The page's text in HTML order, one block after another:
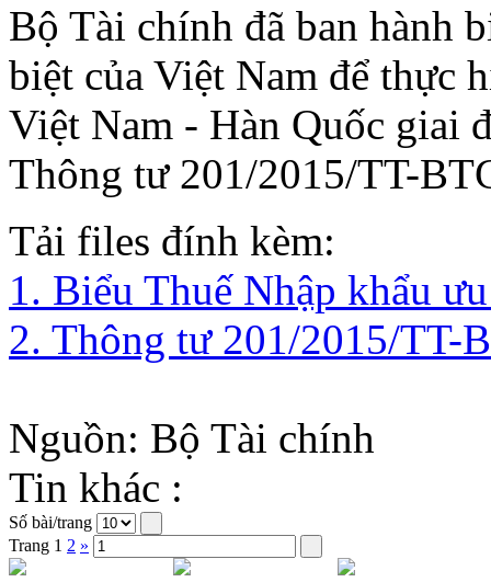
Bộ Tài chính đã ban hành
biệt của Việt Nam để thực
Việt Nam - Hàn Quốc giai
Thông tư 201/2015/TT-
Tải files đính kèm:
1. Biểu Thuế Nhập khẩu
2. Thông tư 201/2015/TT-
Nguồn: Bộ Tài chính
Tin khác :
Số bài/trang
Trang 1 2 »